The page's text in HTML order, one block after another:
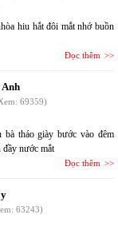
hiu hắt đôi mắt nhớ buồn
Đọc thêm
69359)
tháo giày bước vào đêm
đầy nước mắt
Đọc thêm
63243)